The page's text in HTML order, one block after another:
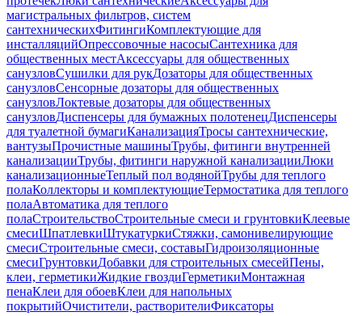
магистральных фильтров, систем
сантехническихФитингиКомплектующие для
инсталляцийОпрессовочные насосыСантехника для
общественных местАксессуары для общественных
санузловСушилки для рукДозаторы для общественных
санузловСенсорные дозаторы для общественных
санузловЛоктевые дозаторы для общественных
санузловДиспенсеры для бумажных полотенецДиспенсеры
для туалетной бумагиКанализацияТросы сантехнические,
вантузыПрочистные машиныТрубы, фитинги внутренней
канализацииТрубы, фитинги наружной канализацииЛюки
канализационныеТеплый пол водянойТрубы для теплого
полаКоллекторы и комплектующиеТермостатика для теплого
полаАвтоматика для теплого
полаСтроительствоСтроительные смеси и грунтовкиКлеевые
смесиШпатлевкиШтукатуркиСтяжки, самонивелирующие
смесиСтроительные смеси, составыГидроизоляционные
смесиГрунтовкиДобавки для строительных смесейПены,
клеи, герметикиЖидкие гвоздиГерметикиМонтажная
пенаКлеи для обоевКлеи для напольных
покрытийОчистители, растворителиФиксаторы